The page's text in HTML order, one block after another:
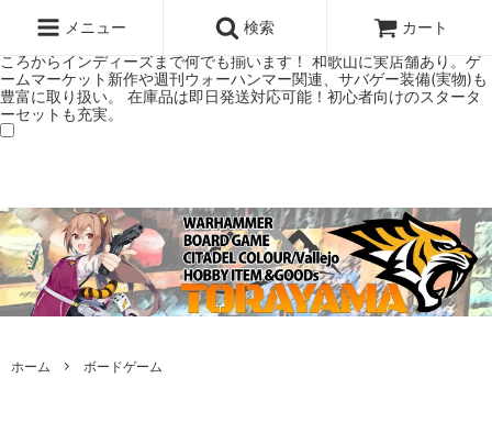
ミアムショップTORAYAMA。通販・オンラインショップです！ ウォー
ハンマーとボードゲームのことなら当店へ！ボードゲームもメジャーど
ころからインディーズまで何でも揃います！ 和歌山に実店舗あり。ゲ
ームマーケット新作や週刊ウォーハンマー関連、サバゲー装備(実物)も
豊富に取り扱い。 在庫品は即日発送対応可能！初心者向けのスタータ
ーセットも充実。
メニュー 検索 カート
ホーム ボードゲーム